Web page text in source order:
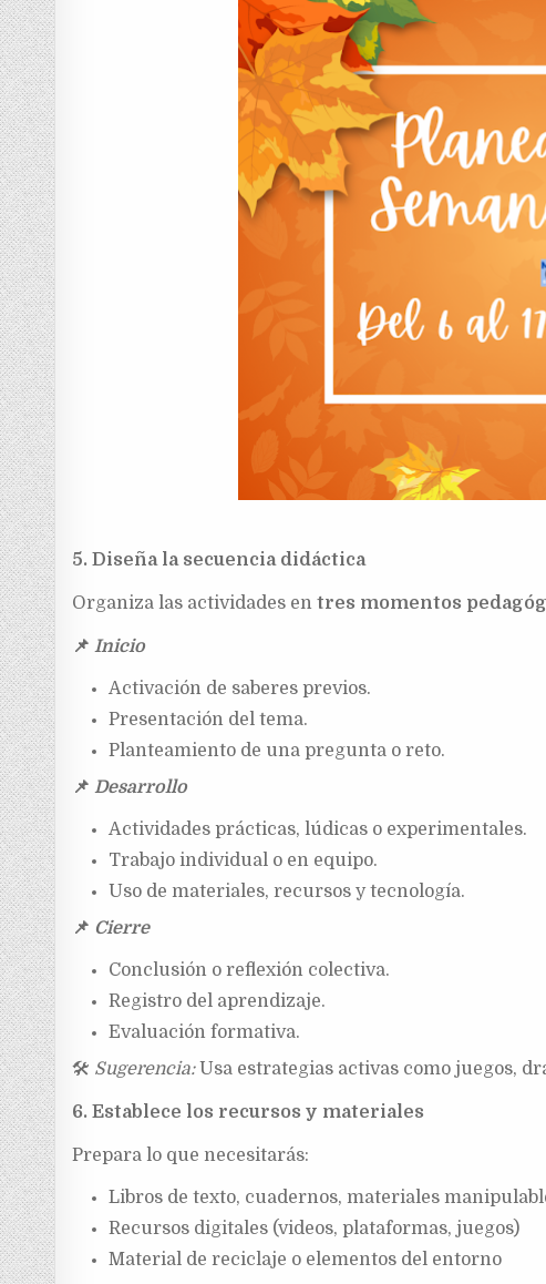
5. Diseña la secuencia didáctica
Organiza las actividades entres momentos
📌 Inicio
Activación de saberes previos.
Presentación del tema.
Planteamiento de una pregunta o reto.
📌 Desarrollo
Actividades prácticas, lúdicas o experimentales.
Trabajo individual o en equipo.
Uso de materiales, recursos y tecnología.
📌 Cierre
Conclusión o reflexión colectiva.
Registro del aprendizaje.
Evaluación formativa.
🛠 Sugerencia:Usa estrategias activas como juegos,
6. Establece los recursos y materiales
Prepara lo que necesitarás:
Libros de texto, cuadernos, materiales
Recursos digitales (videos, plataformas, juegos)
Material de reciclaje o elementos del entorno